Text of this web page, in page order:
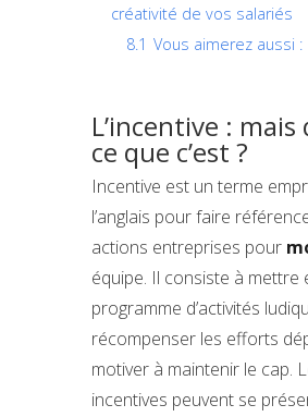
créativité de vos salariés
8.1 Vous aimerez aussi :
L’incentive : mais
ce que c’est ?
Incentive est un terme
l’anglais pour faire
actions entreprises pour
équipe. Il consiste à mettre
programme d’activités
récompenser les efforts
motiver à maintenir le cap.
incentives peuvent se